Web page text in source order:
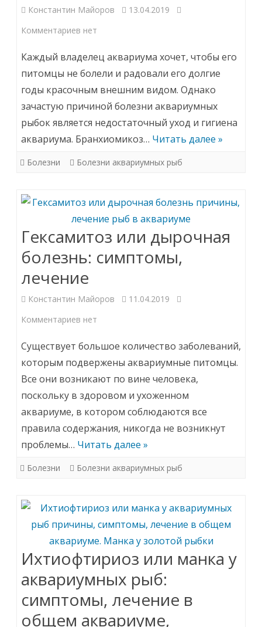
Константин Майоров
13.04.2019
Комментариев к
Бранхиомикоз
или
жаберная
нет
Каждый владелец аквариума хочет, чтобы его
питомцы не болели и радовали его долгие
годы красочным внешним видом. Однако
зачастую причиной болезни аквариумных
рыбок является недостаточный уход и гигиена
аквариума. Бранхиомикоз… Читать далее »
Болезни Болезни аквариумных рыб
Гексамитоз или дырочная
болезнь: симптомы,
лечение
Константин Майоров
11.04.2019
Комментариев к
записи
Гексамитоз
или
дырочная
болезнь:
симптомы,
лечение
нет
Существует большое количество заболеваний,
которым подвержены аквариумные питомцы.
Все они возникают по вине человека,
поскольку в здоровом и ухоженном
аквариуме, в котором соблюдаются все
правила содержания, никогда не возникнут
проблемы… Читать далее »
Болезни Болезни аквариумных рыб
Ихтиофтириоз или манка у
аквариумных рыб:
симптомы, лечение в
общем аквариуме,